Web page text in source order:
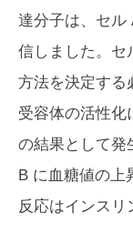
達分子は、セル
信しました。セ
方法を決定する
受容体の活性化
の結果として発
B に血糖値の上
反応はインスリ